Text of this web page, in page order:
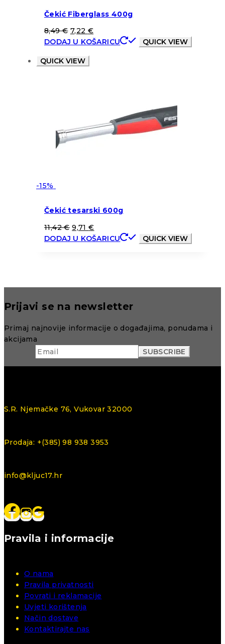
Čekić Fiberglass 400g
8,49€ 7,22 €
DODAJ U KOŠARICU
QUICK VIEW
QUICK VIEW
-15%
Čekić tesarski 600g
11,42€ 9,71€
DODAJ U KOŠARICU
QUICK VIEW
Prijavi se na newsletter
Primaj najnovije informacije o događajima, ponudama i
akcijama
S.R. Njemačke 76, Vukovar 32000
Prodaja: +(385) 98 938 3953
info@kljuc17.hr
Pravila i informacije
O nama
Pravila privatnosti
Povrati i reklamacije
Uvjeti korištenja
Način dostave
Kontaktirajte nas